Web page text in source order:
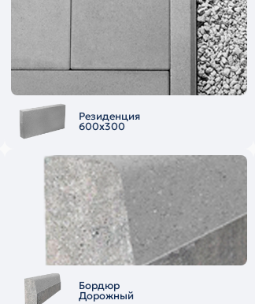
Резиденция
600х300
Бордюр
Дорожный